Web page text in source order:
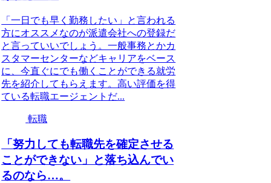
「一日でも早く勤務したい」と言われる
方にオススメなのが派遣会社への登録だ
と言っていいでしょう。一般事務とかカ
スタマーセンターなどキャリアをベース
に、今直ぐにでも働くことができる就労
先を紹介してもらえます。高い評価を得
ている転職エージェントだ...
転職
「努力しても転職先を確定させる
ことができない」と落ち込んでい
るのなら…。